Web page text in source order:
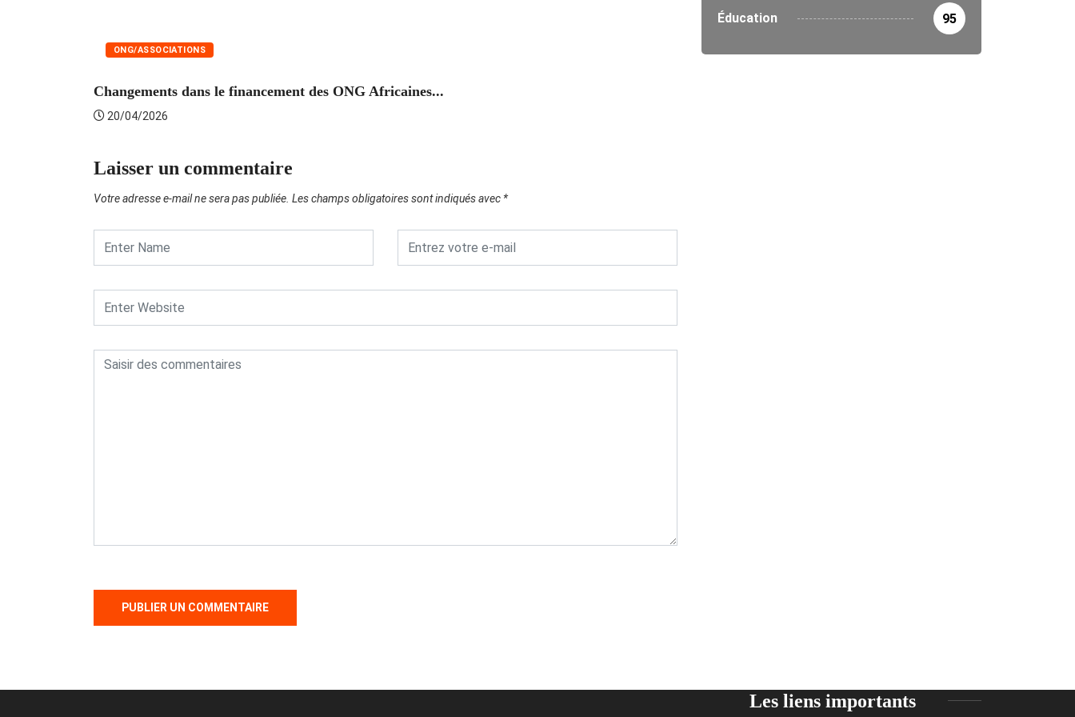
ONG/ASSOCIATIONS
Changements dans le financement des ONG Africaines...
20/04/2026
Le Togo renforce ses initiatives environnementales avec...
Laisser un commentaire
Votre adresse e-mail ne sera pas publiée. Les champs obligatoires sont indiqués avec *
Éducation 95
Les liens importants